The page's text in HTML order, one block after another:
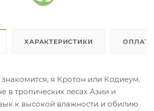
ХАРАКТЕРИСТИКИ
я Кротон или Кодиеум.
в тропических лесах Азии и
к высокой влажности и обилию